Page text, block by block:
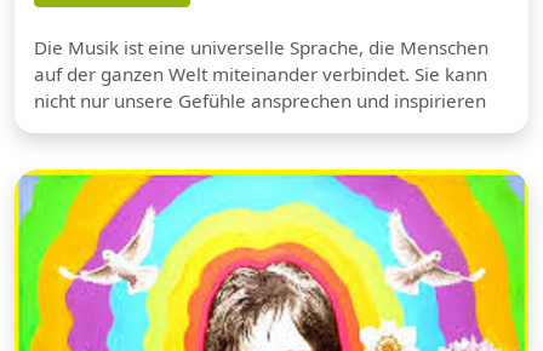
Die Musik ist eine universelle Sprache, die Menschen
auf der ganzen Welt miteinander verbindet. Sie kann
nicht nur unsere Gefühle ansprechen und inspirieren